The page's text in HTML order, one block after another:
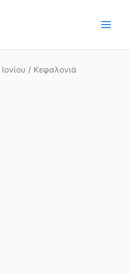
/ Κεφαλονιά